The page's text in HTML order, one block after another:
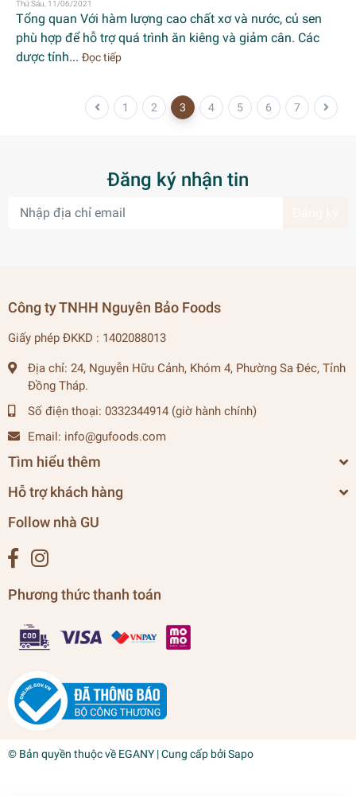
Thứ Sáu, 11/06/2021
Tổng quan Với hàm lượng cao chất xơ và nước, củ sen
phù hợp để hỗ trợ quá trình ăn kiêng và giảm cân. Các
dược tính... Đọc tiếp
1 2 3 4 5 6 7
Đăng ký nhận tin
Công ty TNHH Nguyên Bảo Foods
Giấy phép ĐKKD : 1402088013
Địa chỉ: 24, Nguyễn Hữu Cảnh, Khóm 4, Phường Sa Đéc, Tỉnh
Đồng Tháp.
Số điện thoại: 0332344914 (giờ hành chính)
Email: info@gufoods.com
Tìm hiểu thêm
Hỗ trợ khách hàng
Follow nhà GU
Phương thức thanh toán
© Bản quyền thuộc về EGANY | Cung cấp bởiSapo